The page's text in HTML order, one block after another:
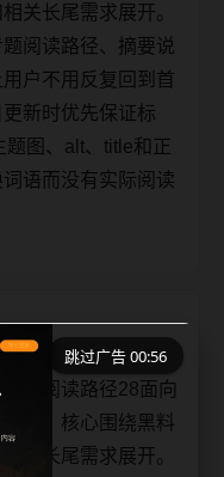
关长尾需求展开。
阅读路径、摘要说
户不用反复回到首
新时优先保证标
图、alt、title和正
语而没有实际阅读
题阅读路径28面向
理，核心围绕黑料
关长尾需求展开。
跳过广告 00:56